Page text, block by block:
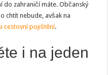
do zahraničí máte. Občanský
chtít nebude, avšak na
cestovní pojištění.
i na jeden